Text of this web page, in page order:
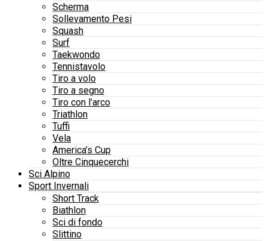
Scherma
Sollevamento Pesi
Squash
Surf
Taekwondo
Tennistavolo
Tiro a volo
Tiro a segno
Tiro con l’arco
Triathlon
Tuffi
Vela
America’s Cup
Oltre Cinquecerchi
Sci Alpino
Sport Invernali
Short Track
Biathlon
Sci di fondo
Slittino